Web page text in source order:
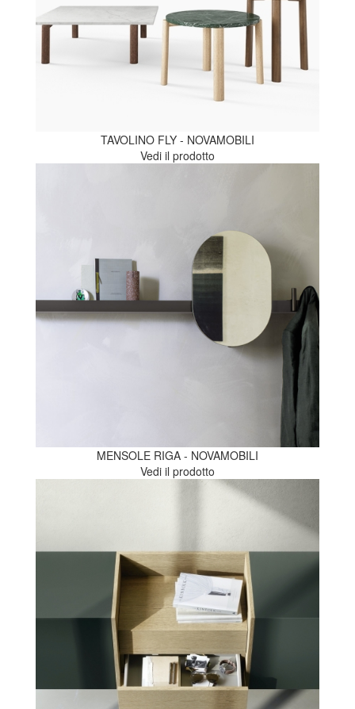
TAVOLINO FLY - NOVAMOBILI
Vedi il prodotto
MENSOLE RIGA - NOVAMOBILI
Vedi il prodotto